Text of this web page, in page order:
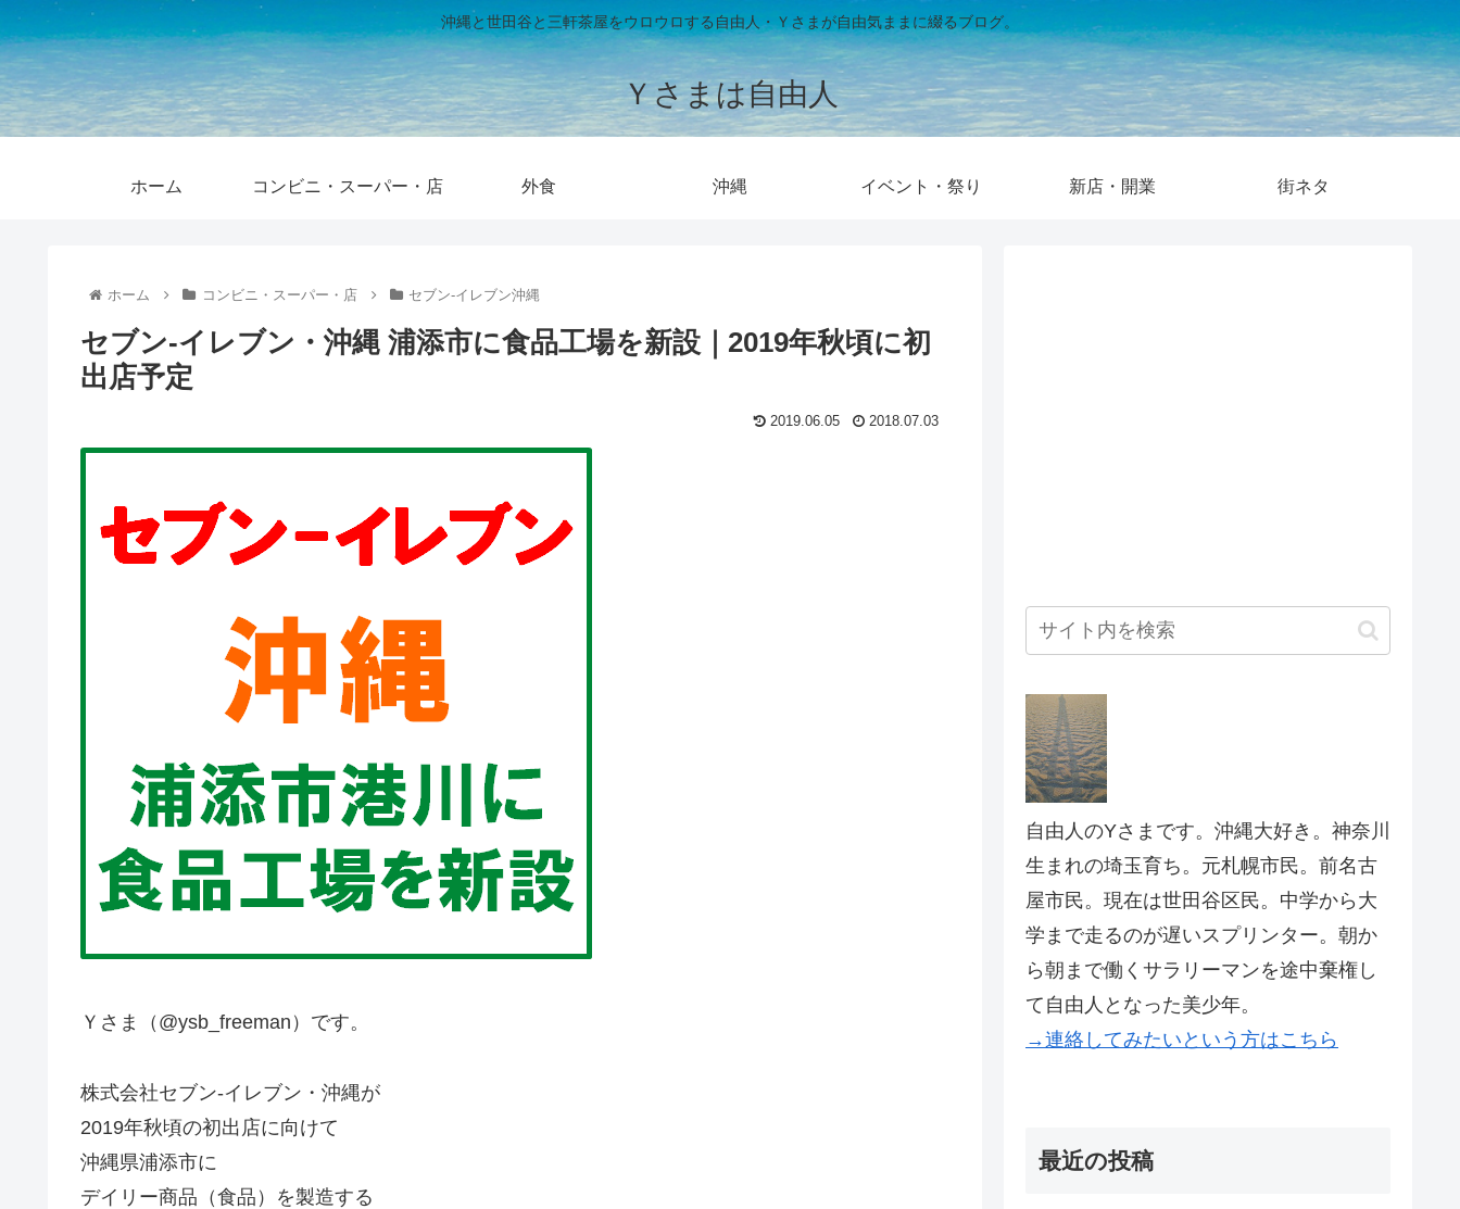
沖縄と世田谷と三軒茶屋をウロウロする自由人・Ｙさまが自由気ままに綴るブログ。
Ｙさまは自由人
ホーム コンビニ・スーパー・店 外食 沖縄 イベント・祭り 新店・開業 街ネタ
ホーム コンビニ・スーパー・店 セブン-イレブン沖縄
セブン-イレブン・沖縄 浦添市に食品工場を新設｜2019年秋頃に初
出店予定
2019.06.05 2018.07.03
Ｙさま（@ysb_freeman）です。
株式会社セブン-イレブン・沖縄が
2019年秋頃の初出店に向けて
沖縄県浦添市に
デイリー商品（食品）を製造する
自由人のYさまです。沖縄大好き。神奈川
生まれの埼玉育ち。元札幌市民。前名古
屋市民。現在は世田谷区民。中学から大
学まで走るのが遅いスプリンター。朝か
ら朝まで働くサラリーマンを途中棄権し
て自由人となった美少年。
→連絡してみたいという方はこちら
最近の投稿